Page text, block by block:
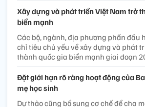
Xây dựng và phát triển Việt Nam trở
biển mạnh
Các bộ, ngành, địa phương phấn đấu
chỉ tiêu chủ yếu về xây dựng và phát
thành quốc gia biển mạnh giai đoạn
Đặt giới hạn rõ ràng hoạt động của
mẹ học sinh
Dự thảo cũng bổ sung cơ chế để cha